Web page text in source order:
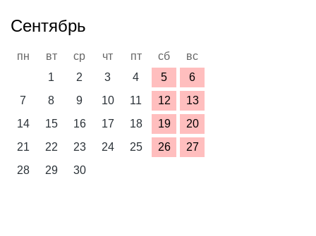
Сентябрь
пн вт ср чт пт сб
вс
1
2 3 4 5
6
7
8 9 10 11 12
13
14
15 16 17 18 19
20
21
22 23 24 25 26
27
28
29 30